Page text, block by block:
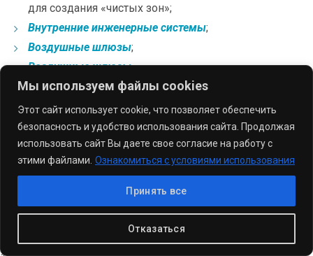
Мы используем файлы cookies
Этот сайт использует cookie, что позволяет обеспечить
безопасность и удобство использования сайта. Продолжая
использовать сайт Вы даете свое согласие на работу с
этими файлами. Ознакомиться с условиями использования
Отказаться
Принять все
для создания «чистых зон»;
Внутренние инженерные системы;
Воздушные шлюзы;
Воздушные шлюзы.
Основополагающими элементами чистых помещений и
чистых зон являются стеновые ограждающие
конструкции, состоящие из стеновых перегородок и/или
Стеновые панели для чистых помещенийдолжны
соответствовать строгим стандартам GMP, отвечать всем
требованиям международного стандарта ГОСТ Р ИСО